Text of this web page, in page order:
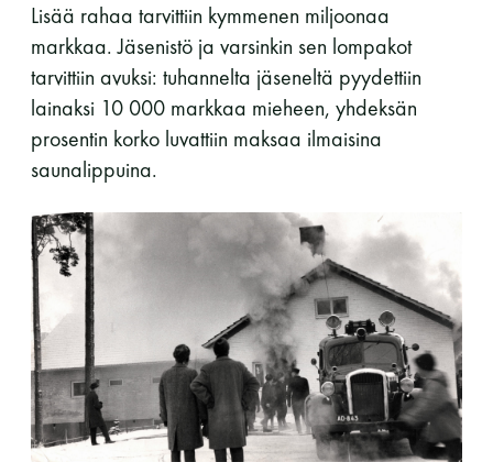
Lisää rahaa tarvittiin kymmenen miljoonaa
markkaa. Jäsenistö ja varsinkin sen lompakot
tarvittiin avuksi: tuhannelta jäseneltä pyydettiin
lainaksi 10 000 markkaa mieheen, yhdeksän
prosentin korko luvattiin maksaa ilmaisina
saunalippuina.